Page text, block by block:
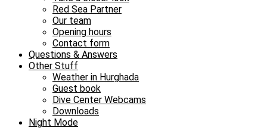
Red Sea Partner
Our team
Opening hours
Contact form
Questions & Answers
Other Stuff
Weather in Hurghada
Guest book
Dive Center Webcams
Downloads
Night Mode